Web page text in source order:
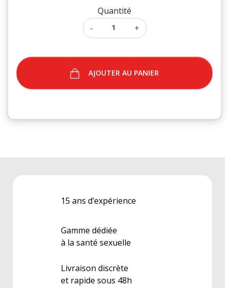
Quantité
-
+
AJOUTER AU PANIER
15 ans d’expérience
Gamme dédiée
à la santé sexuelle
Livraison discrète
et rapide sous 48h